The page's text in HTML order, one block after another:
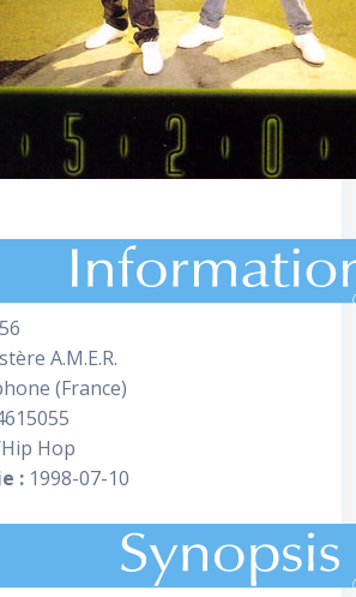
A.M.E.R.
(France)
Hop
: 1998-07-10